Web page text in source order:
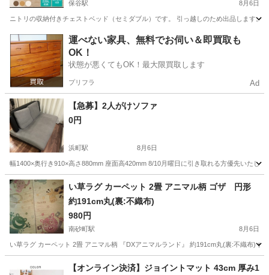
保谷駅 8月6日
ニトリの収納付きチェストベッド（セミダブル）です。 引っ越しのため出品します
東京 西東京市 保谷駅 ベッド チェストベッド
運べない家具、無料でお伺い＆即買取も
OK！
状態が悪くてもOK！最大限買取します
プリフラ Ad
【急募】2人がけソファ
0円
浜町駅 8月6日
幅1400×奥行き910×高さ880mm 座面高420mm 8/10月曜日に引き取れる方優先いたし
東京 中央区 浜町駅 ソファ
い草ラグ カーペット 2畳 アニマル柄 ゴザ 円形
約191cm丸(裏:不織布)
980円
南砂町駅 8月6日
い草ラグ カーペット 2畳 アニマル柄 『DXアニマルランド』 約191cm丸(裏:不織布)
南砂町駅 カーペット/マット/ラグ
【オンライン決済】ジョイントマット 43cm 厚み1